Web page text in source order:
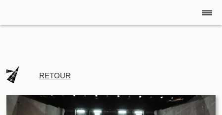
RETOUR